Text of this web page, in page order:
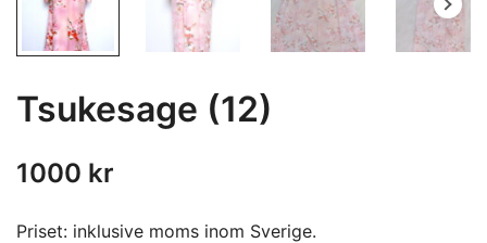
Tsukesage (12)
1000 kr
Priset: inklusive moms inom Sverige.